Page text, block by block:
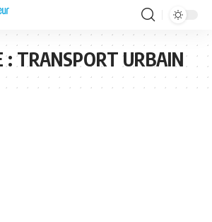
:TRANSPORT URBAIN